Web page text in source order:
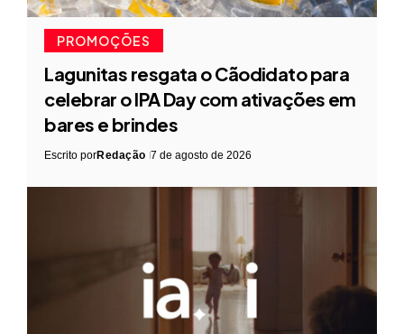
PROMOÇÕES
Lagunitas resgata o Cãodidato para
celebrar o IPA Day com ativações em
bares e brindes
Escrito porRedação 7 de agosto de 2026